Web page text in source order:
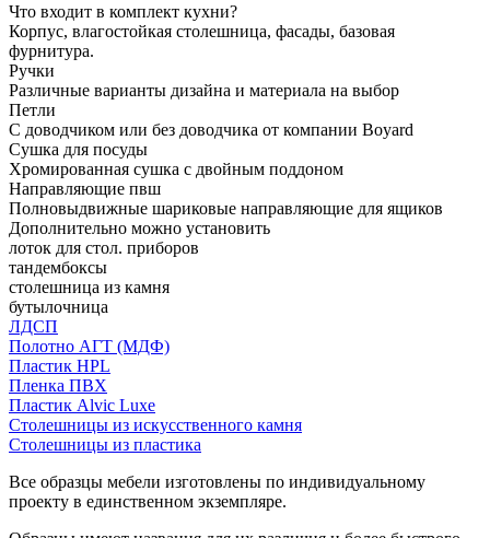
Что входит в комплект кухни?
Корпус, влагостойкая столешница, фасады, базовая
фурнитура.
Ручки
Различные варианты дизайна и материала на выбор
Петли
С доводчиком или без доводчика от компании Boyard
Сушка для посуды
Хромированная сушка с двойным поддоном
Направляющие пвш
Полновыдвижные шариковые направляющие для ящиков
Дополнительно можно установить
лоток для стол. приборов
тандембоксы
столешница из камня
бутылочница
ЛДСП
Полотно АГТ (МДФ)
Пластик HPL
Пленка ПВХ
Пластик Alvic Luxe
Столешницы из искусственного камня
Столешницы из пластика
Все образцы мебели изготовлены по индивидуальному
проекту в единственном экземпляре.